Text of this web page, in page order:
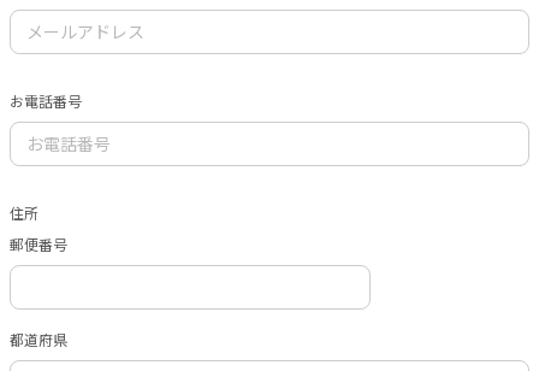
お電話番号
住所
郵便番号
都道府県